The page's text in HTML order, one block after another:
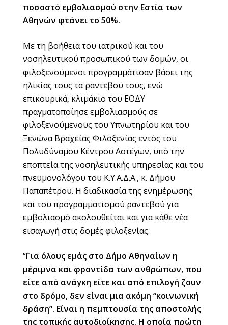
ποσοστό εμβολιασμού στην Εστία των
Αθηνών φτάνει το 50%.
Με τη βοήθεια του ιατρικού και του
νοσηλευτικού προσωπικού των δομών, οι
φιλοξενούμενοι προγραμμάτισαν βάσει της
ηλικίας τους τα ραντεβού τους, ενώ
επικουρικά, κλιμάκιο του ΕΟΔΥ
πραγματοποίησε εμβολιασμούς σε
φιλοξενούμενους του Υπνωτηρίου και του
Ξενώνα Βραχείας Φιλοξενίας εντός του
Πολυδύναμου Κέντρου Αστέγων, υπό την
εποπτεία της νοσηλευτικής υπηρεσίας και του
πνευμονολόγου του Κ.Υ.Α.Δ.Α., κ. Δήμου
Παπαπέτρου. Η διαδικασία της ενημέρωσης
και του προγραμματισμού ραντεβού για
εμβολιασμό ακολουθείται και για κάθε νέα
εισαγωγή στις δομές φιλοξενίας.
“Για όλους εμάς στο Δήμο Αθηναίων η
μέριμνα και φροντίδα των ανθρώπων, που
είτε από ανάγκη είτε και από επιλογή ζουν
στο δρόμο, δεν είναι μια ακόμη “κοινωνική
δράση”. Είναι η πεμπτουσία της αποστολής
της τοπικής αυτοδιοίκησης. Η οποία πρώτη